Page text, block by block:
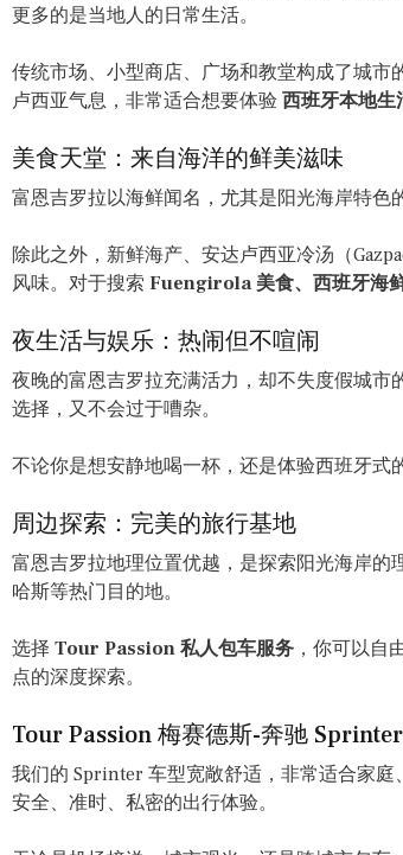
更多的是当地人的日常生活。
传统市场、小型商店、广场和教堂构成了城
卢西亚气息，非常适合想要体验 西班牙本地生
美食天堂：来自海洋的鲜美滋味
富恩吉罗拉以海鲜闻名，尤其是阳光海岸特色
除此之外，新鲜海产、安达卢西亚冷汤（
风味。对于搜索 Fuengirola 美食、西班牙海
夜生活与娱乐：热闹但不喧闹
夜晚的富恩吉罗拉充满活力，却不失度假城
选择，又不会过于嘈杂。
不论你是想安静地喝一杯，还是体验西班牙式
周边探索：完美的旅行基地
富恩吉罗拉地理位置优越，是探索阳光海岸
哈斯等热门目的地。
选择 Tour Passion 私人包车服务 ，你可以自
点的深度探索。
Tour Passion 梅赛德斯-奔驰
我们的 Sprinter 车型宽敞舒适，非常适合家
安全、准时、私密的出行体验。